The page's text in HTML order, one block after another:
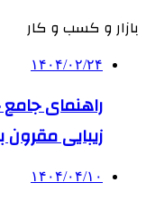
بازار و کسب و کار
۱۴۰۴/۰۲/۲۴
راهنمای
زیبایی
۱۴۰۴/۰۴/۱۰